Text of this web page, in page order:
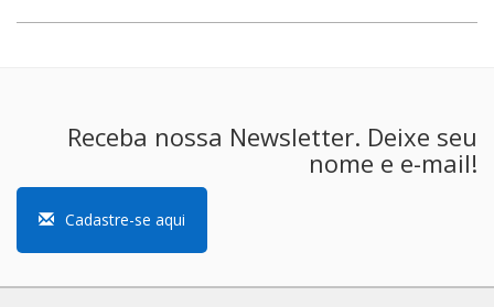
Receba nossa Newsletter. Deixe seu
nome e e-mail!
Cadastre-se aqui